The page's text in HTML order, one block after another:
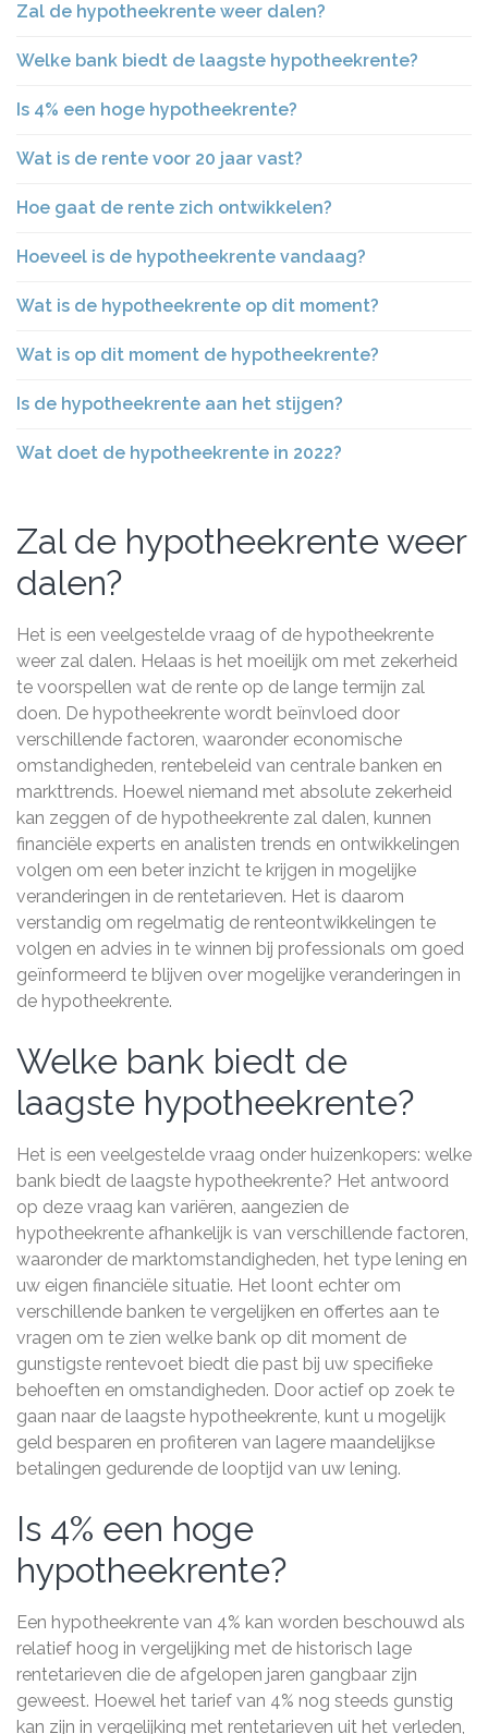
Zal de hypotheekrente weer dalen?
Welke bank biedt de laagste hypotheekrente?
Is 4% een hoge hypotheekrente?
Wat is de rente voor 20 jaar vast?
Hoe gaat de rente zich ontwikkelen?
Hoeveel is de hypotheekrente vandaag?
Wat is de hypotheekrente op dit moment?
Wat is op dit moment de hypotheekrente?
Is de hypotheekrente aan het stijgen?
Wat doet de hypotheekrente in 2022?
Zal de hypotheekrente weer
dalen?
Het is een veelgestelde vraag of de hypotheekrente
weer zal dalen. Helaas is het moeilijk om met zekerheid
te voorspellen wat de rente op de lange termijn zal
doen. De hypotheekrente wordt beïnvloed door
verschillende factoren, waaronder economische
omstandigheden, rentebeleid van centrale banken en
markttrends. Hoewel niemand met absolute zekerheid
kan zeggen of de hypotheekrente zal dalen, kunnen
financiële experts en analisten trends en ontwikkelingen
volgen om een beter inzicht te krijgen in mogelijke
veranderingen in de rentetarieven. Het is daarom
verstandig om regelmatig de renteontwikkelingen te
volgen en advies in te winnen bij professionals om goed
geïnformeerd te blijven over mogelijke veranderingen in
de hypotheekrente.
Welke bank biedt de
laagste hypotheekrente?
Het is een veelgestelde vraag onder huizenkopers: welke
bank biedt de laagste hypotheekrente? Het antwoord
op deze vraag kan variëren, aangezien de
hypotheekrente afhankelijk is van verschillende factoren,
waaronder de marktomstandigheden, het type lening en
uw eigen financiële situatie. Het loont echter om
verschillende banken te vergelijken en offertes aan te
vragen om te zien welke bank op dit moment de
gunstigste rentevoet biedt die past bij uw specifieke
behoeften en omstandigheden. Door actief op zoek te
gaan naar de laagste hypotheekrente, kunt u mogelijk
geld besparen en profiteren van lagere maandelijkse
betalingen gedurende de looptijd van uw lening.
Is 4% een hoge
hypotheekrente?
Een hypotheekrente van 4% kan worden beschouwd als
relatief hoog in vergelijking met de historisch lage
rentetarieven die de afgelopen jaren gangbaar zijn
geweest. Hoewel het tarief van 4% nog steeds gunstig
kan zijn in vergelijking met rentetarieven uit het verleden,